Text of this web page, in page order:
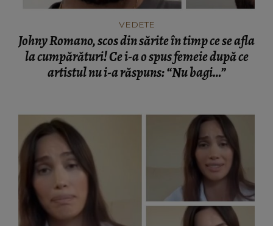
VEDETE
Johny Romano, scos din sărite în timp ce se afla
la cumpărături! Ce i-a o spus femeie după ce
artistul nu i-a răspuns: “Nu bagi…”